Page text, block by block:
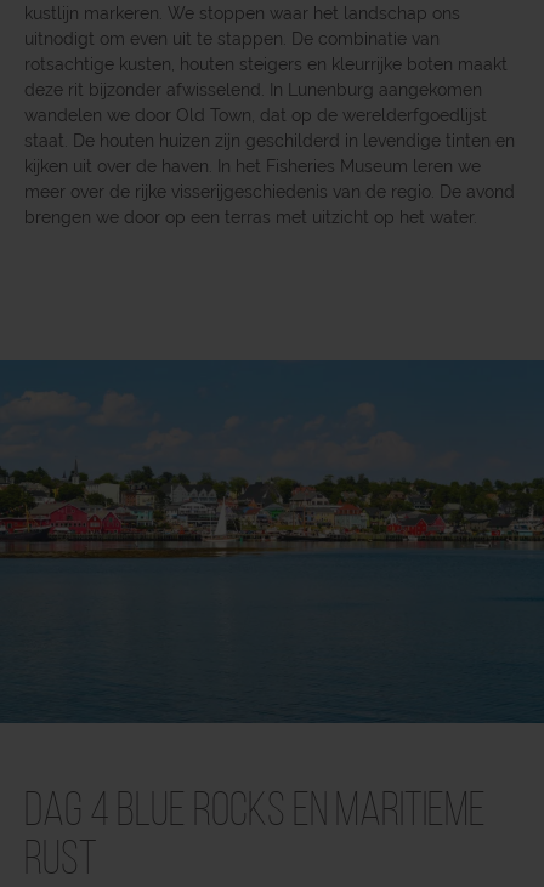
kustlijn markeren. We stoppen waar het landschap ons
uitnodigt om even uit te stappen. De combinatie van
rotsachtige kusten, houten steigers en kleurrijke boten maakt
deze rit bijzonder afwisselend. In Lunenburg aangekomen
wandelen we door Old Town, dat op de werelderfgoedlijst
staat. De houten huizen zijn geschilderd in levendige tinten en
kijken uit over de haven. In het Fisheries Museum leren we
meer over de rijke visserijgeschiedenis van de regio. De avond
brengen we door op een terras met uitzicht op het water.
Dag 4 Blue Rocks en maritieme
rust